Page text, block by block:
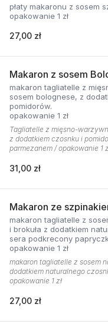
płaty makaronu z sosem
opakowanie 1 zł
27,00 zł
Makaron z sosem
makaron tagliatelle z
sosem bolognese, z
pomidorów.
opakowanie 1 zł
Tagliatelle z mięsno-
z dodatkiem czosnku i
parmezanem / opakowanie 1
31,00 zł
Makaron ze
makaron tagliatelle z
i brokuła z dodatkiem
sera podkrecony
opakowanie 1 zł
makaron tagliatelle z sosem
dodatkiem naturalnego
opakowanie 1 zł
27,00 zł